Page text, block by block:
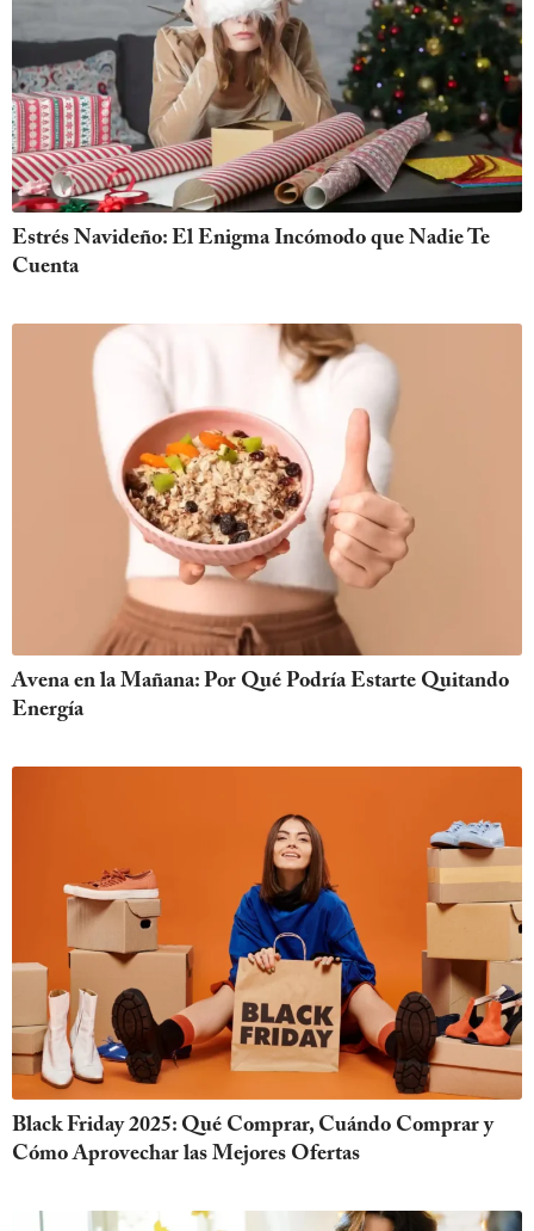
Estrés Navideño: El Enigma Incómodo que Nadie Te
Cuenta
Avena en la Mañana: Por Qué Podría Estarte Quitando
Energía
Black Friday 2025: Qué Comprar, Cuándo Comprar y
Cómo Aprovechar las Mejores Ofertas